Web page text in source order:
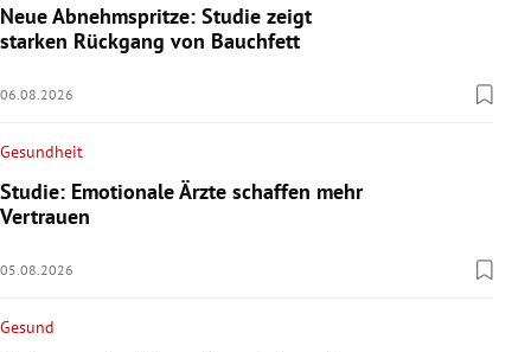
Neue Abnehmspritze: Studie zeigt
starken Rückgang von Bauchfett
06.08.2026
Gesundheit
Studie: Emotionale Ärzte schaffen mehr
Vertrauen
05.08.2026
Gesund